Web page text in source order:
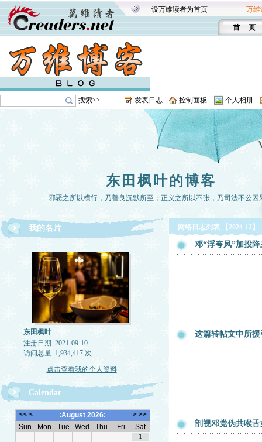
设万维读者为首页 万维
首 页
搜索>> 发表日志 控制面板 个人相册
东田枫叶的博客
邪恶之所以横行，乃善良沉默所至；正义之所以不张，乃司法不公因
我的名片
东田枫叶
注册日期: 2021-09-10
访问总量: 1,934,417 次
点击查看我的个人资料
Calendar
网络日志列表 【2024-12】
邓“浮夸风”加投
这篇转帖文中所
剖视邓党伪共喉